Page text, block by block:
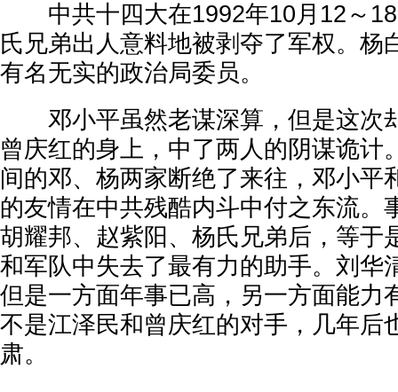
中共十四大在1992年10月12～18
氏兄弟出人意料地被剥夺了军权。杨
有名无实的政治局委员。
邓小平虽然老谋深算，但是这次
曾庆红的身上，中了两人的阴谋诡计
间的邓、杨两家断绝了来往，邓小平
的友情在中共残酷内斗中付之东流。
胡耀邦、赵紫阳、杨氏兄弟后，等于
和军队中失去了最有力的助手。刘华
但是一方面年事已高，另一方面能力
不是江泽民和曾庆红的对手，几年后
肃。